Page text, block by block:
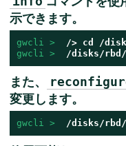
示できます。
gwcli >
gwcli >
/disks/
また、
変更します。
gwcli > /disks/